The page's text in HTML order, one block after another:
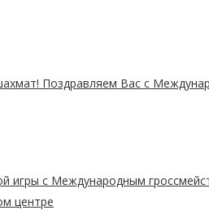
Поздравляем Вас с
игры с Международным
центре